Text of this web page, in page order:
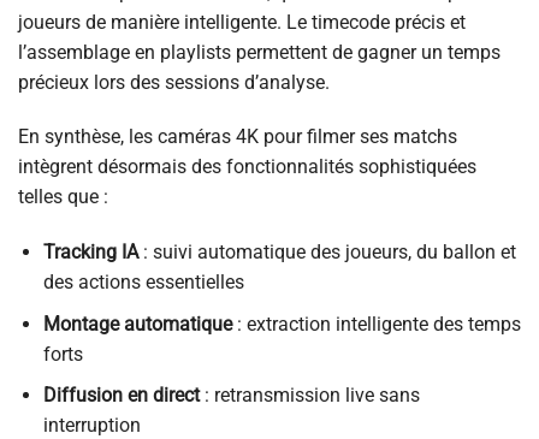
joueurs de manière intelligente. Le timecode précis et
l’assemblage en playlists permettent de gagner un temps
précieux lors des sessions d’analyse.
En synthèse, les caméras 4K pour filmer ses matchs
intègrent désormais des fonctionnalités sophistiquées
telles que :
Tracking IA: suivi automatique des joueurs, du ballon et
des actions essentielles
Montage automatique: extraction intelligente des temps
forts
Diffusion en direct: retransmission live sans
interruption